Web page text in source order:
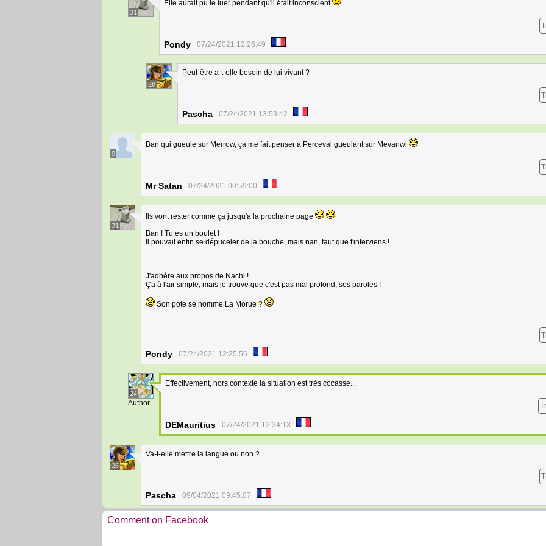
31
Elle aurait pu le tuer pendant qu'il était inconscient
Pondy 07/24/2021 12:26:49
26
Peut-être a-t-elle besoin de lui vivant ?
Pascha 07/24/2021 13:53:42
9
Ban qui gueule sur Merrow, ça me fait penser à Perceval gueulant sur Mevanwi
Mr Satan 07/24/2021 00:59:00
31
Ils vont rester comme ça jusqu'a la prochaine page
Ban ! Tu es un boulet !
Il pouvait enfin se dépuceler de la bouche, mais nan, faut que t'interviens !
J'adhère aux propos de Nachi !
Ça à l'air simple, mais je trouve que c'est pas mal profond, ses paroles !
Son pote se nomme La Morue ?
Pondy 07/24/2021 12:25:56
24
Author
Effectivement, hors contexte la situation est très cocasse...
DEMauritius 07/24/2021 13:34:13
26
Va-t-elle mettre la langue ou non ?
Pascha 09/04/2021 09:45:07
Comment on Facebook